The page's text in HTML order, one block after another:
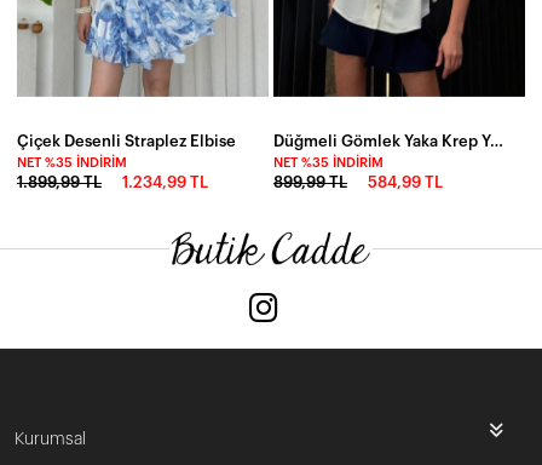
Çiçek Desenli Straplez Elbise
NET %35 İNDIRIM
1.899,99 TL 1.234,99 TL
Düğmeli Gömlek Yaka Krep Yelek Beyaz
NET %35 İNDIRIM
899,99 TL 584,99 TL
Kurumsal